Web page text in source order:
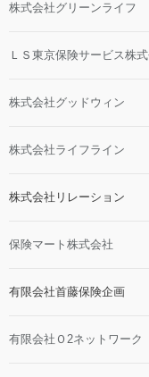
株式会社グリーンライフ
ＬＳ東京保険サービス株
株式会社グッドウィン
株式会社ライフライン
株式会社リレーション
保険マート株式会社
有限会社首藤保険企画
有限会社Ｏ2ネットワーク